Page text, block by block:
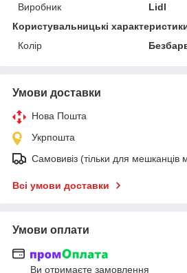
Виробник
Lidl
Користувальницькі
Колір
Умови доставки
Нова Пошта
Укрпошта
Самовивіз (тільки для мешканців
Всі умови доставки
Умови оплати
Ви отримаєте замовлення